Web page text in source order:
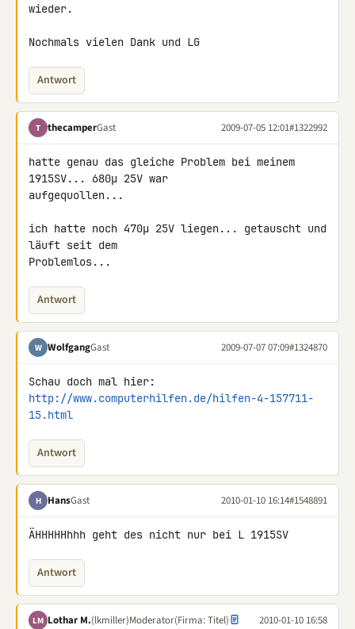
wieder.
Nochmals vielen Dank und LG
Antwort
T thecamperGast 2009-07-05 12:01#1322992
hatte genau das gleiche Problem bei meinem
1915SV... 680µ 25V war
aufgequollen...
ich hatte noch 470µ 25V liegen... getauscht und
läuft seit dem
Problemlos...
Antwort
W WolfgangGast 2009-07-07 07:09#1324870
http://www.computerhilfen.de/hilfen-4-157711-
15.html
Antwort
H HansGast 2010-01-10 16:14#1548891
ÄHHHHHhhh geht des nicht nur bei L 1915SV
Antwort
LM Lothar M.(lkmiller)Moderator(Firma: Titel)
2010-01-10 16:58